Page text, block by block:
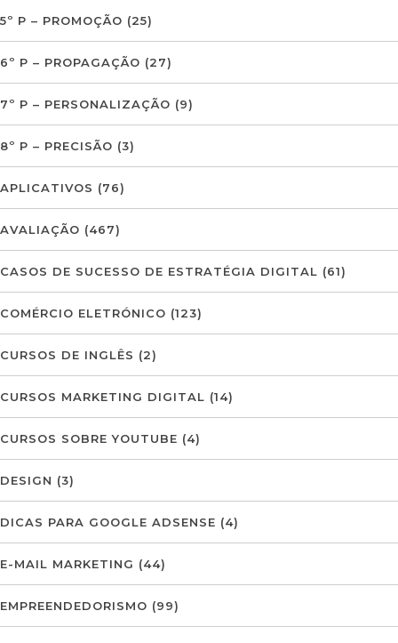
5º P – PROMOÇÃO (25)
6º P – PROPAGAÇÃO (27)
7º P – PERSONALIZAÇÃO (9)
8º P – PRECISÃO (3)
APLICATIVOS (76)
AVALIAÇÃO (467)
CASOS DE SUCESSO DE ESTRATÉGIA DIGITAL (61)
COMÉRCIO ELETRÓNICO (123)
CURSOS DE INGLÊS (2)
CURSOS MARKETING DIGITAL (14)
CURSOS SOBRE YOUTUBE (4)
DESIGN (3)
DICAS PARA GOOGLE ADSENSE (4)
E-MAIL MARKETING (44)
EMPREENDEDORISMO (99)